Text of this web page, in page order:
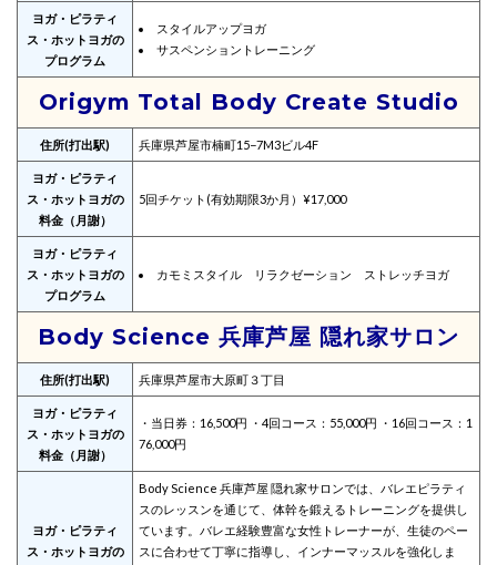
ヨガ・ピラティ
ス・ホットヨガの
プログラム
スタイルアップヨガ
サスペンショントレーニング
Origym Total Body Create Studio
住所(打出駅) 兵庫県芦屋市楠町15−7M3ビル4F
ヨガ・ピラティ
ス・ホットヨガの
料金（月謝）
5回チケット(有効期限3か月）¥17,000
ヨガ・ピラティ
ス・ホットヨガの
プログラム
カモミスタイル リラクゼーション ストレッチヨガ
Body Science 兵庫芦屋 隠れ家サロン
住所(打出駅) 兵庫県芦屋市大原町３丁目
ヨガ・ピラティ
ス・ホットヨガの
料金（月謝）
・当日券：16,500円 ・4回コース：55,000円 ・16回コース：1
76,000円
ヨガ・ピラティ
ス・ホットヨガの
Body Science 兵庫芦屋 隠れ家サロンでは、バレエピラティ
スのレッスンを通じて、体幹を鍛えるトレーニングを提供し
ています。バレエ経験豊富な女性トレーナーが、生徒のペー
スに合わせて丁寧に指導し、インナーマッスルを強化しま